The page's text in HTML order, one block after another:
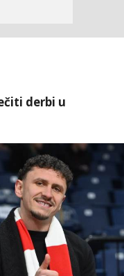
derbi u